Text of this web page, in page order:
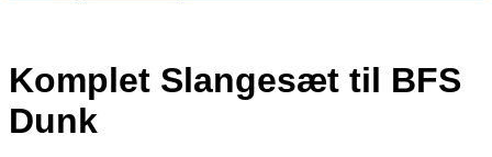
Komplet Slangesæt til BFS
Dunk